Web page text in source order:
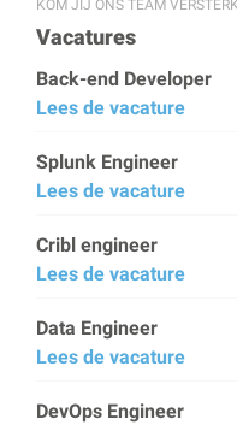
KOM JIJ ONS TEAM
Vacatures
Back-end Developer
Lees de vacature
Splunk Engineer
Lees de vacature
Cribl engineer
Lees de vacature
Data Engineer
Lees de vacature
DevOps Engineer